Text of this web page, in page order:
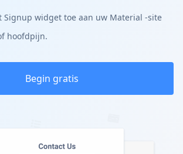
Signup widget toe aan uw Material -site
hoofdpijn.
Begin gratis